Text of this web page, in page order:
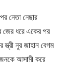
নেতা নেছার
ধরে একের পর
নুর জাহান বেগম
আসামী করে